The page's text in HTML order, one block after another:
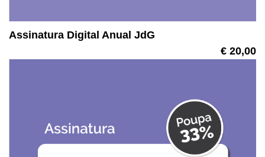
Assinatura Digital Anual JdG
€ 20,00